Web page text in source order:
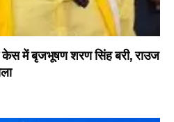
केस में बृजभूषण शरण सिंह बरी, राउज